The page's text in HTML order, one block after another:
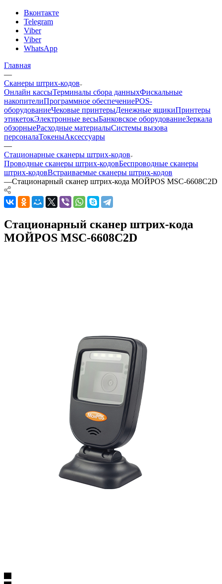
Вконтакте
Telegram
Viber
Viber
WhatsApp
Главная
—
Сканеры штрих-кодов
Онлайн кассыТерминалы сбора данныхФискальные
накопителиПрограммное обеспечениеPOS-
оборудованиеЧековые принтерыДенежные ящикиПринтеры
этикетокЭлектронные весыБанковское оборудованиеЗеркала
обзорныеРасходные материалыСистемы вызова
персоналаТокеныАксессуары
—
Стационарные сканеры штрих-кодов
Проводные сканеры штрих-кодовБеспроводные сканеры
штрих-кодовВстраиваемые сканеры штрих-кодов
—Стационарный сканер штрих-кода МОЙPOS MSC-6608C2D
Стационарный сканер штрих-кода
МОЙPOS MSC-6608C2D